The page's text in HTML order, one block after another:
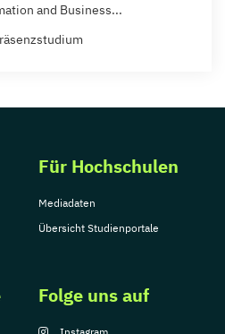
and Business...
Für Hochschulen
Mediadaten
Übersicht Studienportale
Folge uns auf